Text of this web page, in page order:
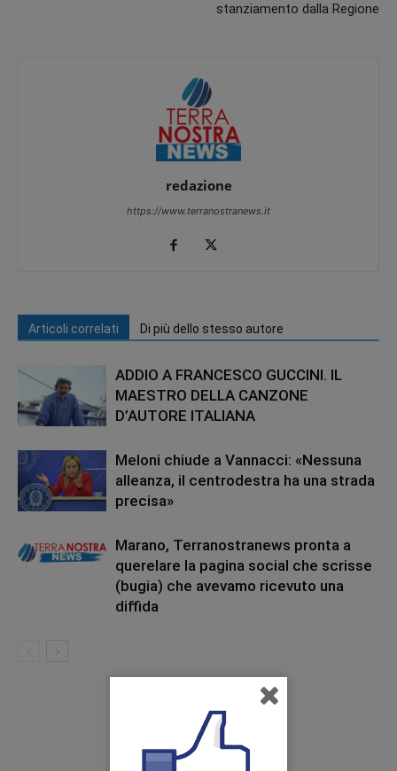
stanziamento dalla Regione
redazione
https://www.terranostranews.it
Articoli correlati Di più dello stesso autore
ADDIO A FRANCESCO GUCCINI. IL
MAESTRO DELLA CANZONE
D’AUTORE ITALIANA
Meloni chiude a Vannacci: «Nessuna
alleanza, il centrodestra ha una strada
precisa»
Marano, Terranostranews pronta a
querelare la pagina social che scrisse
(bugia) che avevamo ricevuto una
diffida